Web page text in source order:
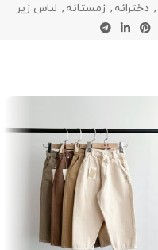
, دخترانه , زمستانه , لباس زیر